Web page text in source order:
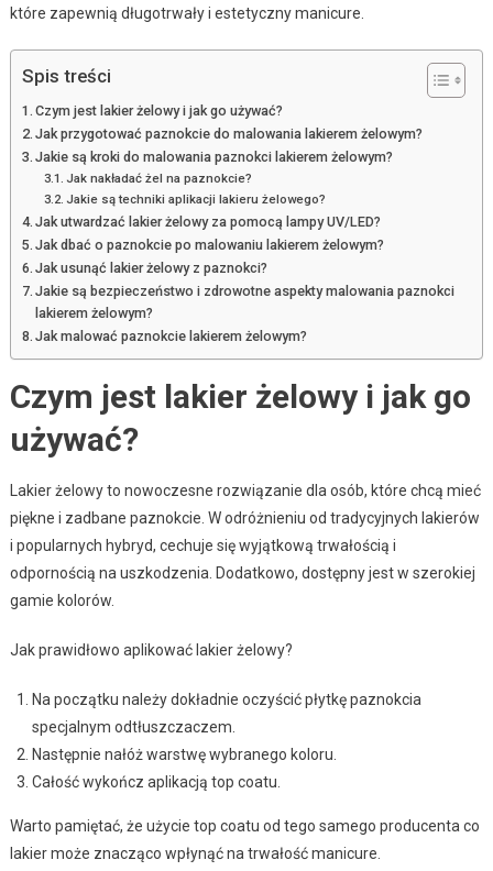
które zapewnią długotrwały i estetyczny manicure.
Spis treści
Czym jest lakier żelowy i jak go używać?
Jak przygotować paznokcie do malowania lakierem żelowym?
Jakie są kroki do malowania paznokci lakierem żelowym?
Jak nakładać żel na paznokcie?
Jakie są techniki aplikacji lakieru żelowego?
Jak utwardzać lakier żelowy za pomocą lampy UV/LED?
Jak dbać o paznokcie po malowaniu lakierem żelowym?
Jak usunąć lakier żelowy z paznokci?
Jakie są bezpieczeństwo i zdrowotne aspekty malowania paznokci
lakierem żelowym?
Jak malować paznokcie lakierem żelowym?
Czym jest lakier żelowy i jak go
używać?
Lakier żelowy to nowoczesne rozwiązanie dla osób, które chcą mieć
piękne i zadbane paznokcie. W odróżnieniu od tradycyjnych lakierów
i popularnych hybryd, cechuje się wyjątkową trwałością i
odpornością na uszkodzenia. Dodatkowo, dostępny jest w szerokiej
gamie kolorów.
Jak prawidłowo aplikować lakier żelowy?
Na początku należy dokładnie oczyścić płytkę paznokcia
specjalnym odtłuszczaczem.
Następnie nałóż warstwę wybranego koloru.
Całość wykończ aplikacją top coatu.
Warto pamiętać, że użycie top coatu od tego samego producenta co
lakier może znacząco wpłynąć na trwałość manicure.